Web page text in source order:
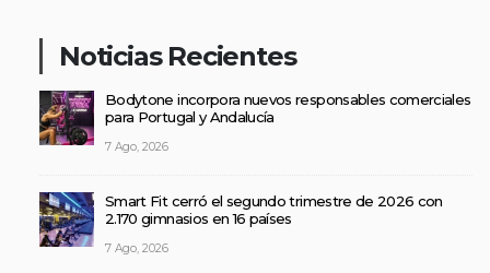
Noticias Recientes
Bodytone incorpora nuevos responsables comerciales
para Portugal y Andalucía
7 Ago, 2026
Smart Fit cerró el segundo trimestre de 2026 con
2.170 gimnasios en 16 países
7 Ago, 2026